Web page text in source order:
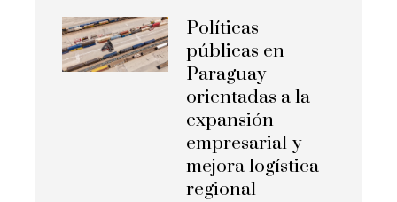
Políticas
públicas en
Paraguay
orientadas a la
expansión
empresarial y
mejora logística
regional